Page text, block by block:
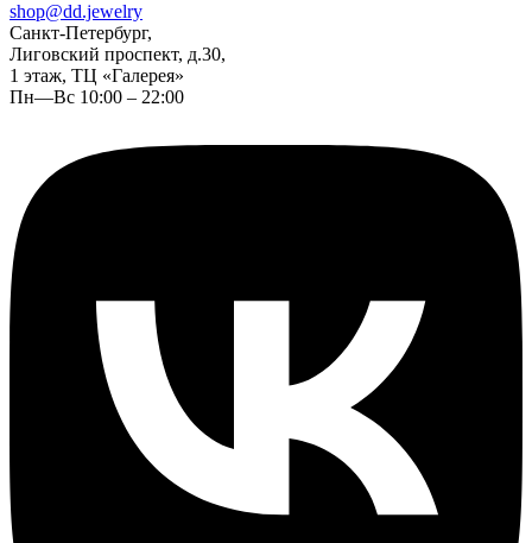
shop@dd.jewelry
Санкт-Петербург,
Лиговский проспект, д.30,
1 этаж, ТЦ «Галерея»
Пн—Вс 10:00 – 22:00